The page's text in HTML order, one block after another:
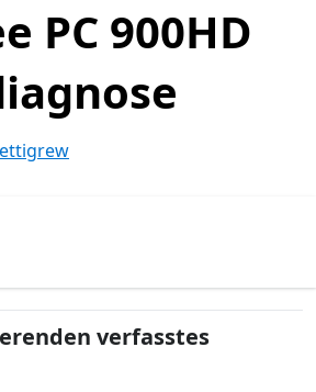
PC 900HD
verfasstes